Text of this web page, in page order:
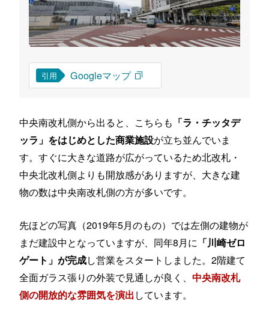
引用 Googleマップ
中央南改札側から出ると、こちらも 「ラ・チッタデ
ッラ」をはじめとした商業施設が立ち並んでいま
す。すぐに大きな道路が広がっているため北改札・
中央北改札側よりも開放感がありますが、大きな建
物の数は中央南改札側の方が多いです。
先ほどの写真（2019年5月のもの）では左側の建物が
まだ建設中となっていますが、同年8月に 「川崎ゼロ
ゲート」が完成し営業をスタートしました。2階建て
全面ガラス張りの外装で見通しが良く、中央南改札
側の開放的な雰囲気を演出しています。